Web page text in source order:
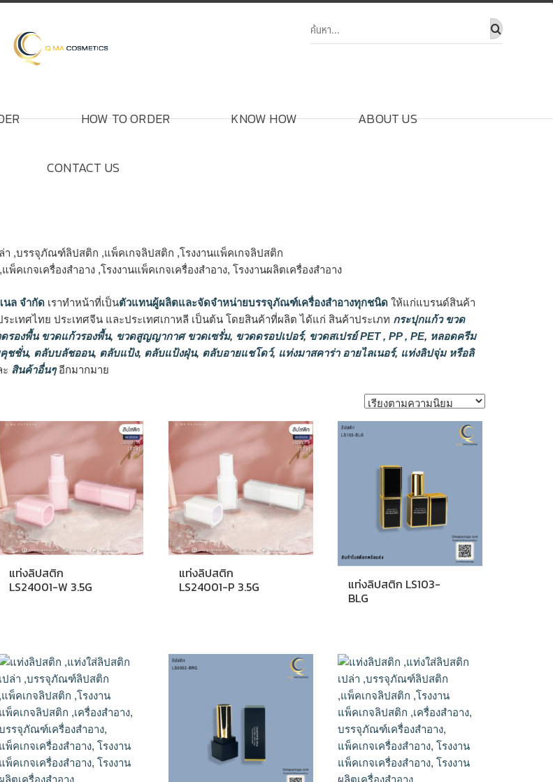
HOW TO ORDER KNOW HOW ABOUT US
CONTACT US
,บรรจุภัณฑ์ลิปสติก ,แพ็คเกจลิปสติก ,โรงงานแพ็คเกจลิปสติก
คเกจเครื่องสำอาง ,โรงงานแพ็คเกจเครื่องสำอาง, โรงงานผลิตเครื่องสำอาง
นล จำกัด เราทำหน้าที่เป็นตัวแทนผู้ผลิตและจัดจำหน่ายบรรจุภัณฑ์เครื่องสำอางทุกชนิด ให้แก่แบรนด์สินค้า
ระเทศไทย ประเทศจีน และประเทศเกาหลี เป็นต้น โดยสินค้าที่ผลิต ได้แก่ สินค้าประเภท กระปุกแก้ว ขวด
รองพื้น ขวดแก้วรองพื้น, ขวดสูญญากาศ ขวดเซรั่ม, ขวดดรอปเปอร์, ขวดสเปรย์ PET , PP , PE, หลอดครีม
ชชั่น, ตลับบลัชออน, ตลับแป้ง, ตลับแป้งฝุ่น, ตลับอายแชโดว์, แท่งมาสคาร่า อายไลเนอร์, แท่งลิปจุ่ม หรือลิ
สินค้าอื่นๆอีกมากมาย
แท่งลิปสติก
LS24001-W 3.5G
แท่งลิปสติก
LS24001-P 3.5G
แท่งลิปสติก LS103-
BLG